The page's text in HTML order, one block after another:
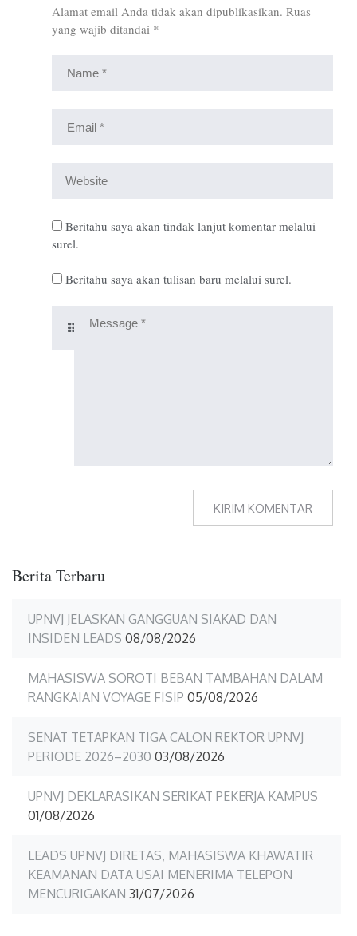
Alamat email Anda tidak akan dipublikasikan. Ruas
yang wajib ditandai *
Beritahu saya akan tindak lanjut komentar melalui
surel.
Beritahu saya akan tulisan baru melalui surel.
Berita Terbaru
UPNVJ JELASKAN GANGGUAN SIAKAD DAN
INSIDEN LEADS 08/08/2026
MAHASISWA SOROTI BEBAN TAMBAHAN DALAM
RANGKAIAN VOYAGE FISIP 05/08/2026
SENAT TETAPKAN TIGA CALON REKTOR UPNVJ
PERIODE 2026–2030 03/08/2026
UPNVJ DEKLARASIKAN SERIKAT PEKERJA KAMPUS
01/08/2026
LEADS UPNVJ DIRETAS, MAHASISWA KHAWATIR
KEAMANAN DATA USAI MENERIMA TELEPON
MENCURIGAKAN 31/07/2026